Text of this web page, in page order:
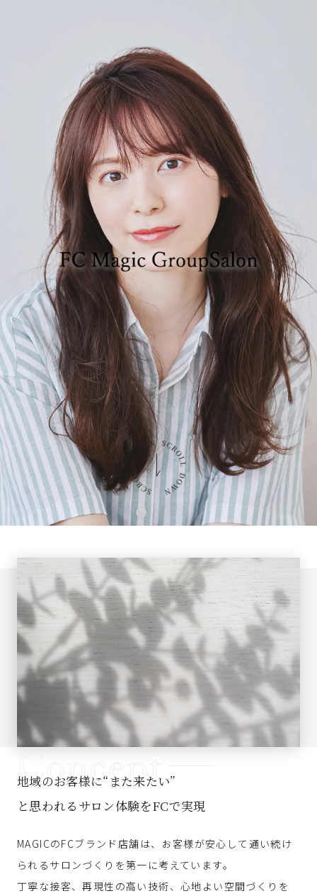
Concept
地域のお客様に“また来たい”
と思われるサロン体験をFCで実現
MAGICのFCブランド店舗は、お客様が安心して通い続け
られるサロンづくりを第一に考えています。
丁寧な接客、再現性の高い技術、心地よい空間づくりを